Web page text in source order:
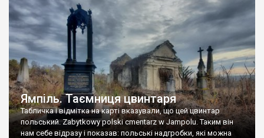
Ямпіль. Таємниця цвинтаря
Табличка і відмітка на карті вказували, що цей цвинтар
польський. Zabytkowy polski cmentarz w Jampolu. Таким він
нам себе відразу і показав: польські надгробки, які можна